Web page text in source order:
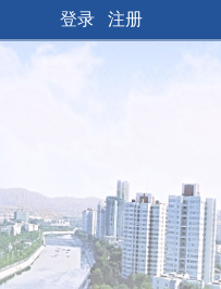
登录 注册